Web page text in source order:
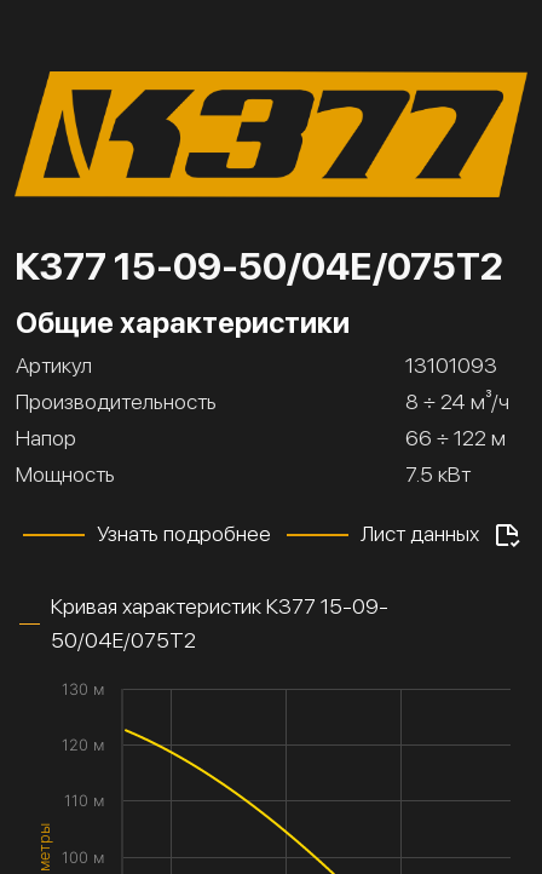
К377 15-09-50/04Е/075Т2
Общие характеристики
Артикул
13101093
Производительность
8 ÷ 24 м³/ч
Напор
66 ÷ 122 м
Мощность
7.5 кВт
Узнать подробнее Лист данных
Кривая характеристик К377 15-09-
50/04Е/075Т2
100 м
110 м
120 м
130 м